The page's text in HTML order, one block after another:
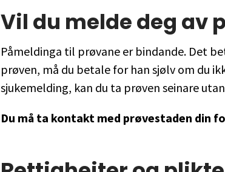
Vil du melde deg av
Påmeldinga til prøvane er bindande. Det
prøven, må du betale for han sjølv om du
sjukemelding, kan du ta prøven seinare
Du må ta kontakt med prøvestaden din